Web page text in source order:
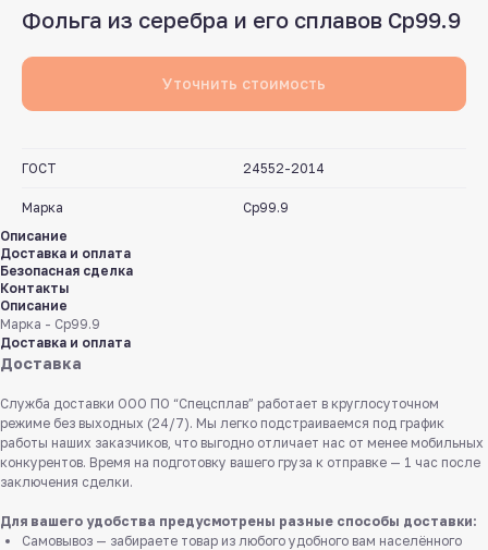
Фольга из серебра и его сплавов Ср99.9
Уточнить стоимость
ГОСТ 24552-2014
Марка
Ср99.9
Описание
Доставка и оплата
Безопасная сделка
Контакты
Описание
Марка - Ср99.9
Доставка и оплата
Доставка
Служба доставки ООО ПО “Спецсплав” работает в круглосуточном
режиме без выходных (24/7). Мы легко подстраиваемся под график
работы наших заказчиков, что выгодно отличает нас от менее мобильных
конкурентов. Время на подготовку вашего груза к отправке — 1 час после
заключения сделки.
Для вашего удобства предусмотрены разные способы доставки:
Самовывоз — забираете товар из любого удобного вам населённого